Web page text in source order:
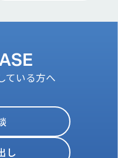
ている方へ
し